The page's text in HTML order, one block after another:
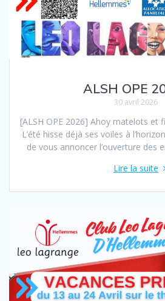
ALSH OPE
30 avril 2026
[ALSH OPE 2026] Ahoy matelots et
L’été hisse déjà ses voiles à
de vous annoncer l’ouverture des
Lire la suite